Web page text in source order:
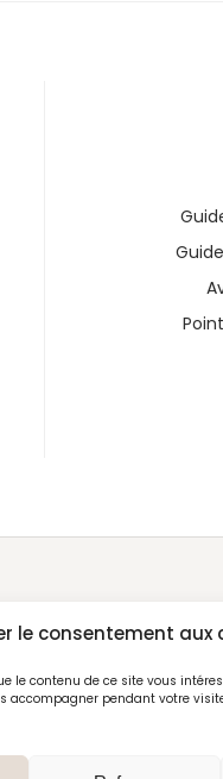
le consentement aux
le contenu de ce site vous
accompagner pendant votre